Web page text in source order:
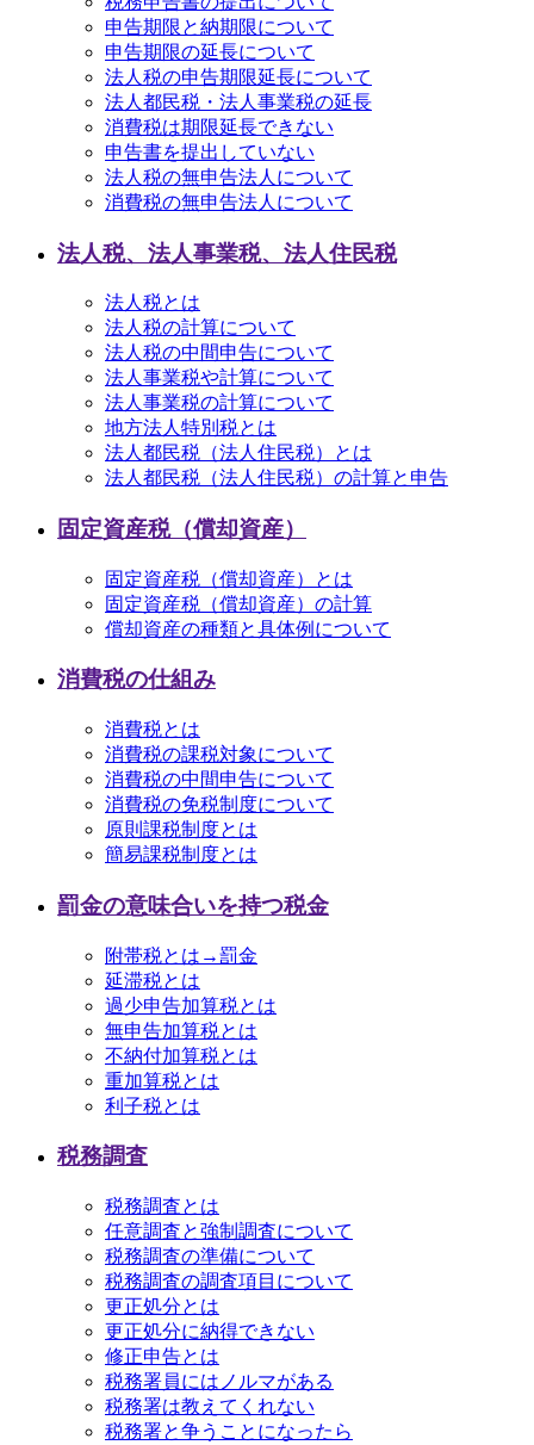
申告期限と納期限について
申告期限の延長について
法人税の申告期限延長について
法人都民税・法人事業税の延長
消費税は期限延長できない
申告書を提出していない
法人税の無申告法人について
消費税の無申告法人について
法人税、法人事業税、法人住民税
法人税とは
法人税の計算について
法人税の中間申告について
法人事業税や計算について
法人事業税の計算について
地方法人特別税とは
法人都民税（法人住民税）とは
法人都民税（法人住民税）の計算と申告
固定資産税（償却資産）
固定資産税（償却資産）とは
固定資産税（償却資産）の計算
償却資産の種類と具体例について
消費税の仕組み
消費税とは
消費税の課税対象について
消費税の中間申告について
消費税の免税制度について
原則課税制度とは
簡易課税制度とは
罰金の意味合いを持つ税金
附帯税とは→罰金
延滞税とは
過少申告加算税とは
無申告加算税とは
不納付加算税とは
重加算税とは
利子税とは
税務調査
税務調査とは
任意調査と強制調査について
税務調査の準備について
税務調査の調査項目について
更正処分とは
更正処分に納得できない
修正申告とは
税務署員にはノルマがある
税務署は教えてくれない
税務署と争うことになったら